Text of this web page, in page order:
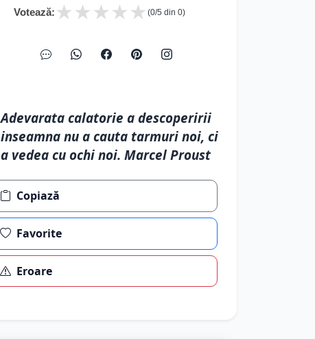
Votează: ★
★
★
★
★ (0/5 din 0)
Adevarata calatorie a descoperirii
inseamna nu a cauta tarmuri noi, ci
a vedea cu ochi noi. Marcel Proust
Copiază
Favorite
Eroare